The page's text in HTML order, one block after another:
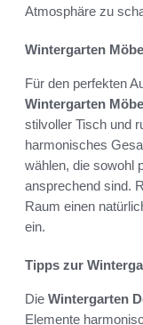
Atmosphäre zu
Wintergarten
Für den perfekten
Wintergarten
stilvoller Tisch und
harmonisches
wählen, die sowohl
ansprechend sind.
Raum einen
ein.
Tipps zur
Die Wintergarten
Elemente